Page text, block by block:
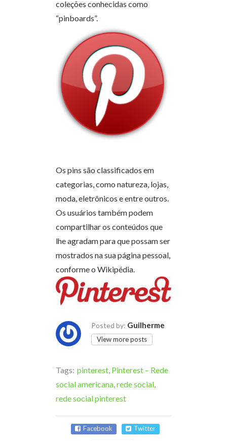
coleções conhecidas como
“pinboards”.
Os pins são classificados em
categorias, como natureza, lojas,
moda, eletrônicos e entre outros.
Os usuários também podem
compartilhar os conteúdos que
lhe agradam para que possam ser
mostrados na sua página pessoal,
conforme o Wikipédia.
Posted by: Guilherme
View more posts
Tags: pinterest, Pinterest – Rede
social americana,rede social,
rede social pinterest
Facebook Twitter